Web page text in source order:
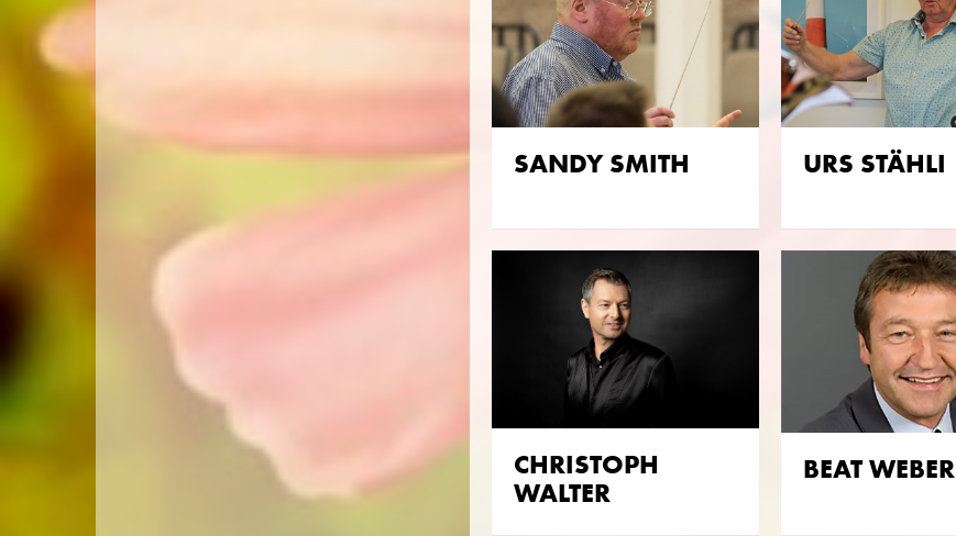
SANDY SMITH URS STÄHLI
CHRISTOPH
WALTER
BEAT WEBER